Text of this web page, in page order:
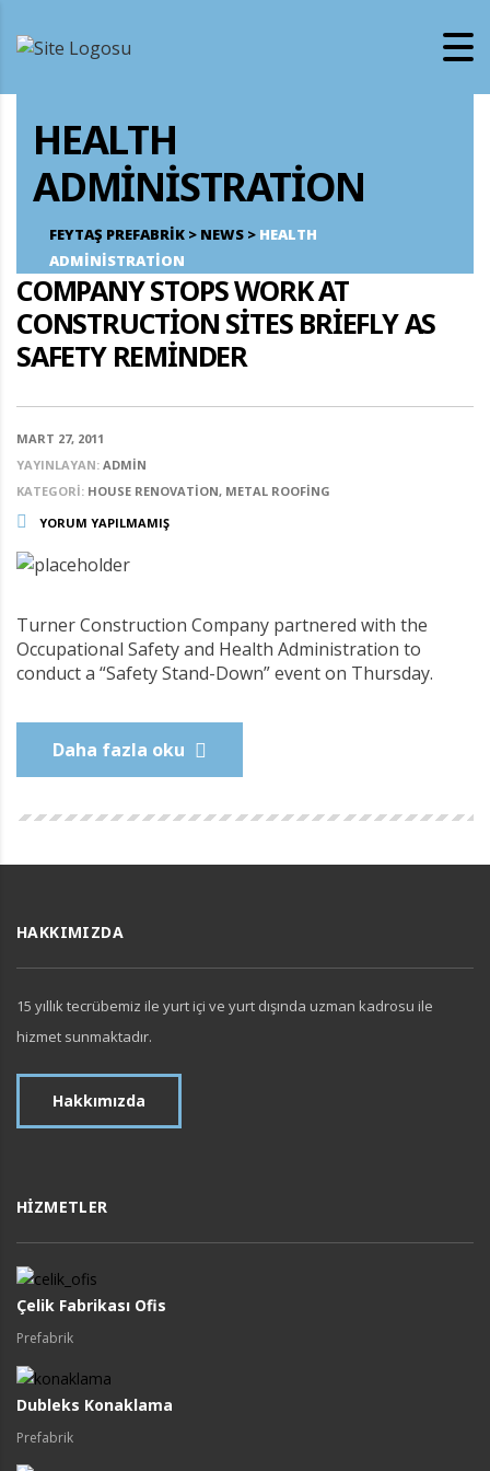
HEALTH
ADMINISTRATION
FEYTAŞ PREFABRIK > NEWS > HEALTH
ADMINISTRATION
COMPANY STOPS WORK AT
CONSTRUCTION SITES BRIEFLY AS
SAFETY REMINDER
MART 27, 2011
YAYINLAYAN: ADMIN
KATEGORI: HOUSE RENOVATION, METAL ROOFING
YORUM YAPILMAMIŞ
Turner Construction Company partnered with the
Occupational Safety and Health Administration to
conduct a “Safety Stand-Down” event on Thursday.
Daha fazla oku
HAKKIMIZDA
15 yıllık tecrübemiz ile yurt içi ve yurt dışında uzman kadrosu ile
hizmet sunmaktadır.
Hakkımızda
HIZMETLER
Çelik Fabrikası Ofis
Prefabrik
Dubleks Konaklama
Prefabrik